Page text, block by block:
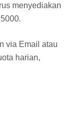
menyediakan
via Email atau
harian,